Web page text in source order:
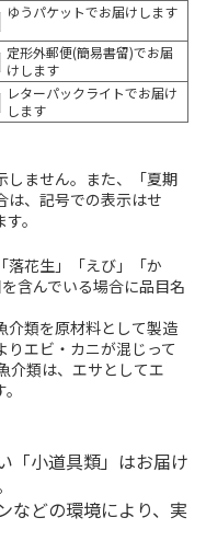
ゆうパケットでお届けします
定形外郵便(簡易書留)でお届
けします
レターパックライトでお届け
します
しません。また、「夏期
は、記号での表示はせ
。
落花生」「えび」「か
含んでいる場合に品目名
類を原材料として製造
りエビ・カニが混じって
介類は、エサとしてエ
「小道具類」はお届け
などの環境により、実